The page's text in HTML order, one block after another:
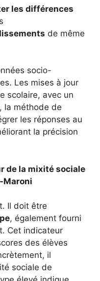
les différences
de même
socio-
Les mises à jour
scolaire, avec un
la méthode de
les réponses au
la précision
de la mixité sociale
Maroni
Il doit être
, également fourni
Cet indicateur
des élèves
il
sociale de